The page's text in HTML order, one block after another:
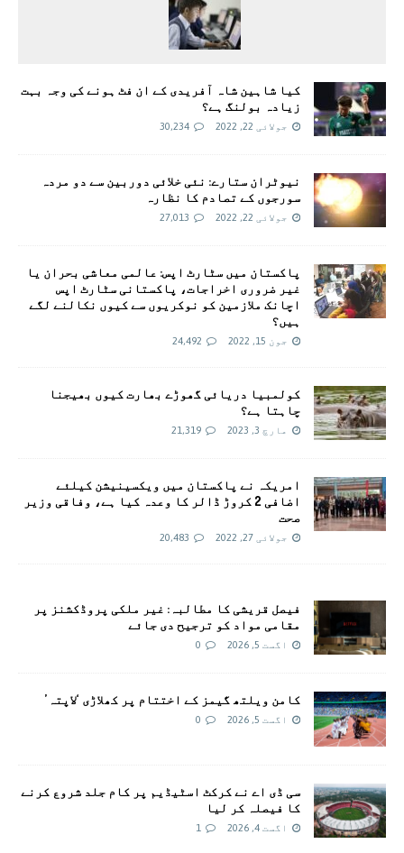
کیا شاہین شاہ آفریدی کے ان فٹ ہونے کی وجہ بہت
زیادہ بولنگ ہے؟
جولائی 22, 2022 30,234
نیوٹران ستارے: نئی خلائی دوربین سے دو مردہ
سورجوں کے تصادم کا نظارہ
جولائی 22, 2022 27,013
پاکستان میں سٹارٹ اپس: عالمی معاشی بحران یا
غیر ضروری اخراجات، پاکستانی سٹارٹ اپس
اچانک ملازمین کو نوکریوں سے کیوں نکالنے لگے
ہیں؟
جون 15, 2022 24,492
کولمبیا دریائی گھوڑے بھارت کیوں بھیجنا
چاہتا ہے؟
مارچ 3, 2023 21,319
امريکہ نے پاکستان میں ویکسینیشن کیلئے
اضافی 2 کروڑ ڈالر کا وعدہ کیا ہے، وفاقی وزیر
صحت
جولائی 27, 2022 20,483
فیصل قریشی کا مطالبہ: غیر ملکی پروڈکشنز پر
مقامی مواد کو ترجیح دی جائے
اگست 5, 2026 0
کامن ویلتھ گیمز کے اختتام پر کھلاڑی ‘لاپتہ’
اگست 5, 2026 0
سی ڈی اے نے کرکٹ اسٹیڈیم پر کام جلد شروع کرنے
کا فیصلہ کر لیا
اگست 4, 2026 1